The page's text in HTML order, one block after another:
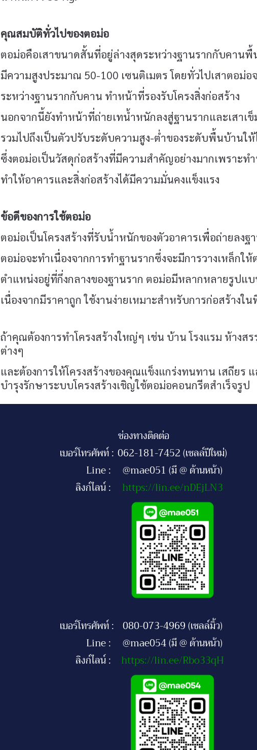
คุณสมบัติทั่วไปของตอม่อ
ตอม่อคือเสาขนาดสั้นที่อยู่ล่างสุดระหว่างฐานรากกับคานพื้
มีความสูงประมาณ 50-100 เซนติเมตร โดยทั่วไปเสาตอม่อ
ระหว่างฐานรากกับคาน ทำหน้าที่รองรับโครงสิ่งก่อสร้าง
นอกจากนี้ยังทำหน้าที่ถ่ายเทน้ำหนักลงสู่ฐานรากและเสาเข็
รวมไปถึงเป็นตัวปรับระดับความสูง-ต่ำของระดับพื้นบ้านใ
ซึ่งตอม่อเป็นวัสดุก่อสร้างที่มีความสำคัญอย่างมากเพราะ
ทำให้อาคารและสิ่งก่อสร้างได้มีความมั่นคงแข็งแรง
ข้อดีของการใช้ตอม่อ
ตอม่อเป็นโครงสร้างที่รับน้ำหนักของตัวอาคารเพื่อถ่ายลงฐ
ตอม่อจะทำเนื่องจากการทำฐานรากซึ่งจะมีการวางเหล็กใ
ตำแหน่งอยู่ที่กึ่งกลางของฐานราก ตอม่อมีหลากหลายรูปแ
เนื่องจากมีราคาถูก ใช้งานง่ายเหมาะสำหรับการก่อสร้า
ถ้าคุณต้องการทำโครงสร้างใหญ่ๆ เช่น บ้าน โรงแรม ห้าง
ต่างๆ
และต้องการให้โครงสร้างของคุณแข็งแกร่งทนทาน เสถียร
บำรุงรักษาระบบโครงสร้างเชิญใช้ตอม่อคอนกรีตสำเร็จรูป
ช่องทางติดต่อ
เบอร์โทรศัพท์ : 062-181-7452 (เซลล์ปีใหม่)
Line :
@mae051 (มี @ ด้านหน้า)
ลิงก์ไลน์ :
https://lin.ee/nDEjLN3
เบอร์โทรศัพท์ : 080-073-4969 (เซลล์มิ้ว)
Line :
@mae054 (มี @ ด้านหน้า)
ลิงก์ไลน์ :
https://lin.ee/Rbo33qH